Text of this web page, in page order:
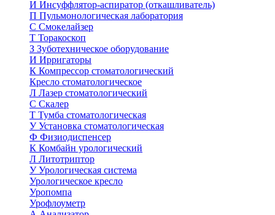
И Инсуффлятор-аспиратор (откашливатель)
П Пульмонологическая лаборатория
С Смокелайзер
Т Торакоскоп
З Зуботехническое оборудование
И Ирригаторы
К Компрессор стоматологический
Кресло стоматологическое
Л Лазер стоматологический
С Скалер
Т Тумба стоматологическая
УУстановка стоматологическая
Ф Физиодиспенсер
К Комбайн урологический
Л Литотриптор
УУрологическая система
Урологическое кресло
Уропомпа
Урофлоуметр